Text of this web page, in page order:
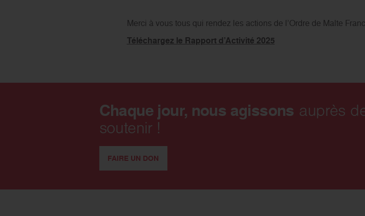
Merci à vous tous qui rendez les actions de l’Ordre de Malte
Téléchargez le Rapport d’Activité 2025
Chaque jour, nous agissons auprès
soutenir !
FAIRE UN DON